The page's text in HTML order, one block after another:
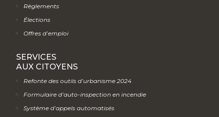
Règlements
Élections
Offres d’emploi
SERVICES
AUX CITOYENS
Refonte des outils d’urbanisme 2024
Formulaire d’auto-inspection en incendie
Système d’appels automatisés